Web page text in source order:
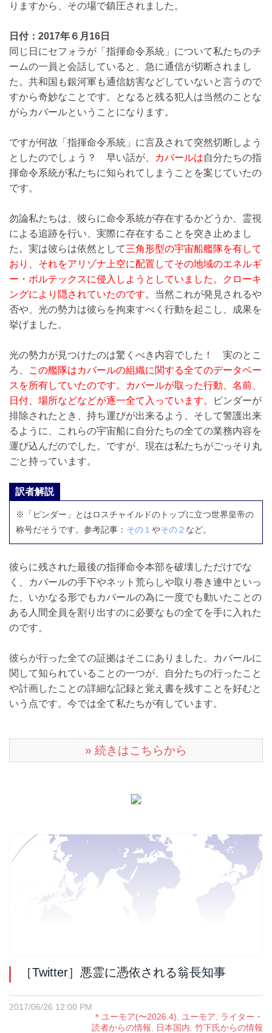
りますから、その場で鎮圧されました。
日付：2017年６月16日
同じ日にセフォラが「指揮命令系統」について私たちのチ
ームの一員と会話していると、急に通信が切断されまし
た。共和国も銀河軍も通信妨害などしていないと言うので
すから奇妙なことです。となると残る犯人は当然のことな
がらカバールということになります。
ですが何故「指揮命令系統」に言及されて突然切断しよう
としたのでしょう？ 早い話が、
カバールは自分たちの指
揮命令系統が私たちに知られてしまうことを案じていたの
です。
勿論私たちは、彼らに命令系統が存在するかどうか、霊視
による追跡を行い、実際に存在することを突き止めまし
た。実は彼らは依然として三角形型の宇宙船艦隊を有して
おり、それをアリゾナ上空に配置してその地域のエネルギ
ー・ボルテックスに侵入しようとしていました。クローキ
ングにより隠されていたのです。 当然これが発見されるや
否や、光の勢力は彼らを拘束すべく行動を起こし、成果を
挙げました。
光の勢力が見つけたのは驚くべき内容でした！ 実のとこ
ろ、
この艦隊はカバールの組織に関する全てのデータベー
スを所有していたのです。カバールが取った行動、名前、
日付、場所などなどが逐一全て入っています。
ピンダーが
排除されたとき、持ち運びが出来るよう、そして警護出来
るように、これらの宇宙船に自分たちの全ての業務内容を
運び込んだのでした。ですが、現在は私たちがごっそり丸
ごと持っています。
訳者解説
※「ピンダー」とはロスチャイルドのトップに立つ世界皇帝の
称号だそうです。参考記事： その１やその２ など。
彼らに残された最後の指揮命令本部を破壊しただけでな
く、カバールの手下やネット荒らしや取り巻き連中といっ
た、いかなる形でもカバールの為に一度でも動いたことの
ある人間全員を割り出すのに必要なもの全てを手に入れた
のです。
彼らが行った全ての証拠はそこにありました。カバールに
関して知られていることの一つが、自分たちの行ったこと
や計画したことの詳細な記録と覚え書を残すことを好むと
いう点です。今では全て私たちが有しています。
» 続きはこちらから
［Twitter］悪霊に憑依される翁長知事
2017/06/26 12:00 PM
＊ユーモア(〜2026.4)
ユーモア
ライター・
読者からの情報
日本国内 竹下氏からの情報